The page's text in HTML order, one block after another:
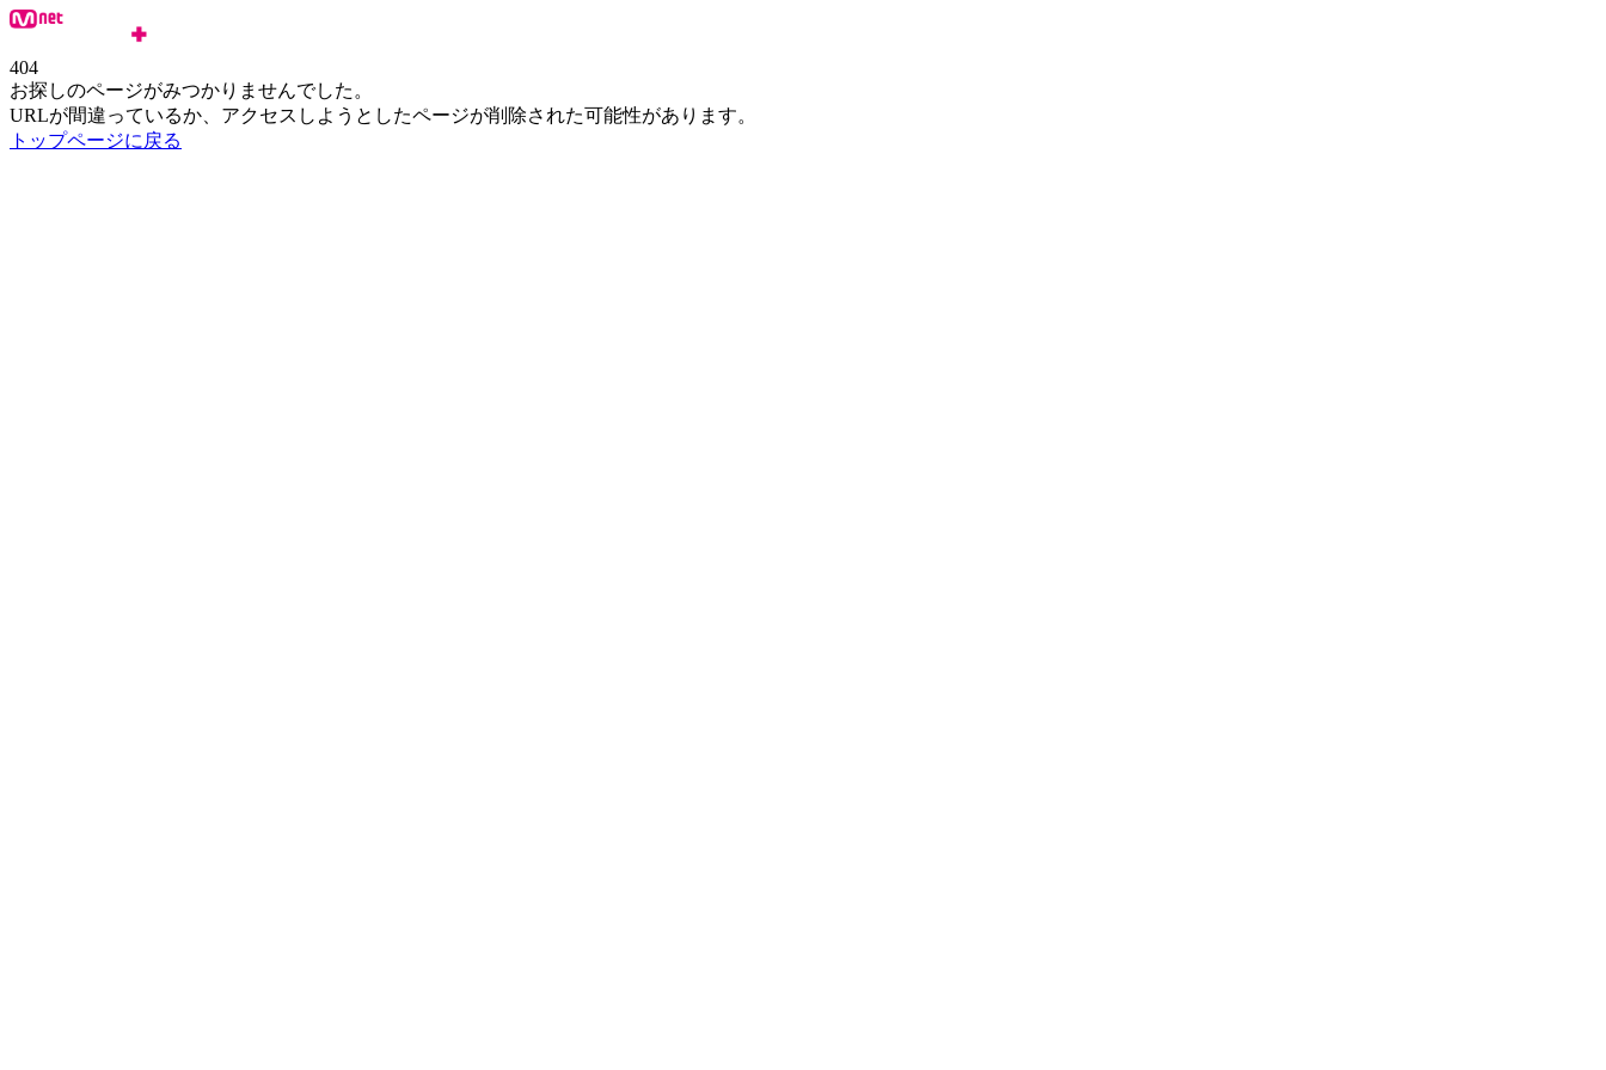
404
お探しのページがみつかりませんでした。
URLが間違っているか、アクセスしようとしたページが削除された可能性があります。
トップページに戻る